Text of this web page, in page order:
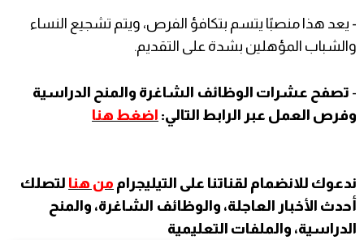
- يعد هذا منصبًا يتسم بتكافؤ الفرص، ويتم تشجيع النساء
والشباب المؤهلين بشدة على التقديم.
- تصفح عشرات الوظائف الشاغرة والمنح الدراسية
وفرص العمل عبر الرابط التالي: اضغط هنا
ندعوك للانضمام لقناتنا على التيليجرام من هنا لتصلك
أحدث الأخبار العاجلة، والوظائف الشاغرة، والمنح
الدراسية، والملفات التعليمية